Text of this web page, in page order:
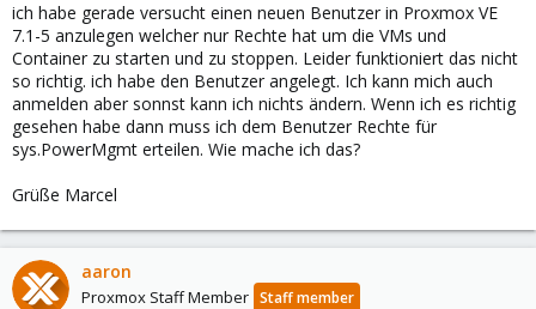
ich habe gerade versucht einen neuen Benutzer in Proxmox VE
7.1-5 anzulegen welcher nur Rechte hat um die VMs und
Container zu starten und zu stoppen. Leider funktioniert das nicht
so richtig. ich habe den Benutzer angelegt. Ich kann mich auch
anmelden aber sonnst kann ich nichts ändern. Wenn ich es richtig
gesehen habe dann muss ich dem Benutzer Rechte für
sys.PowerMgmt erteilen. Wie mache ich das?
Grüße Marcel
aaron
Proxmox Staff Member Staff member